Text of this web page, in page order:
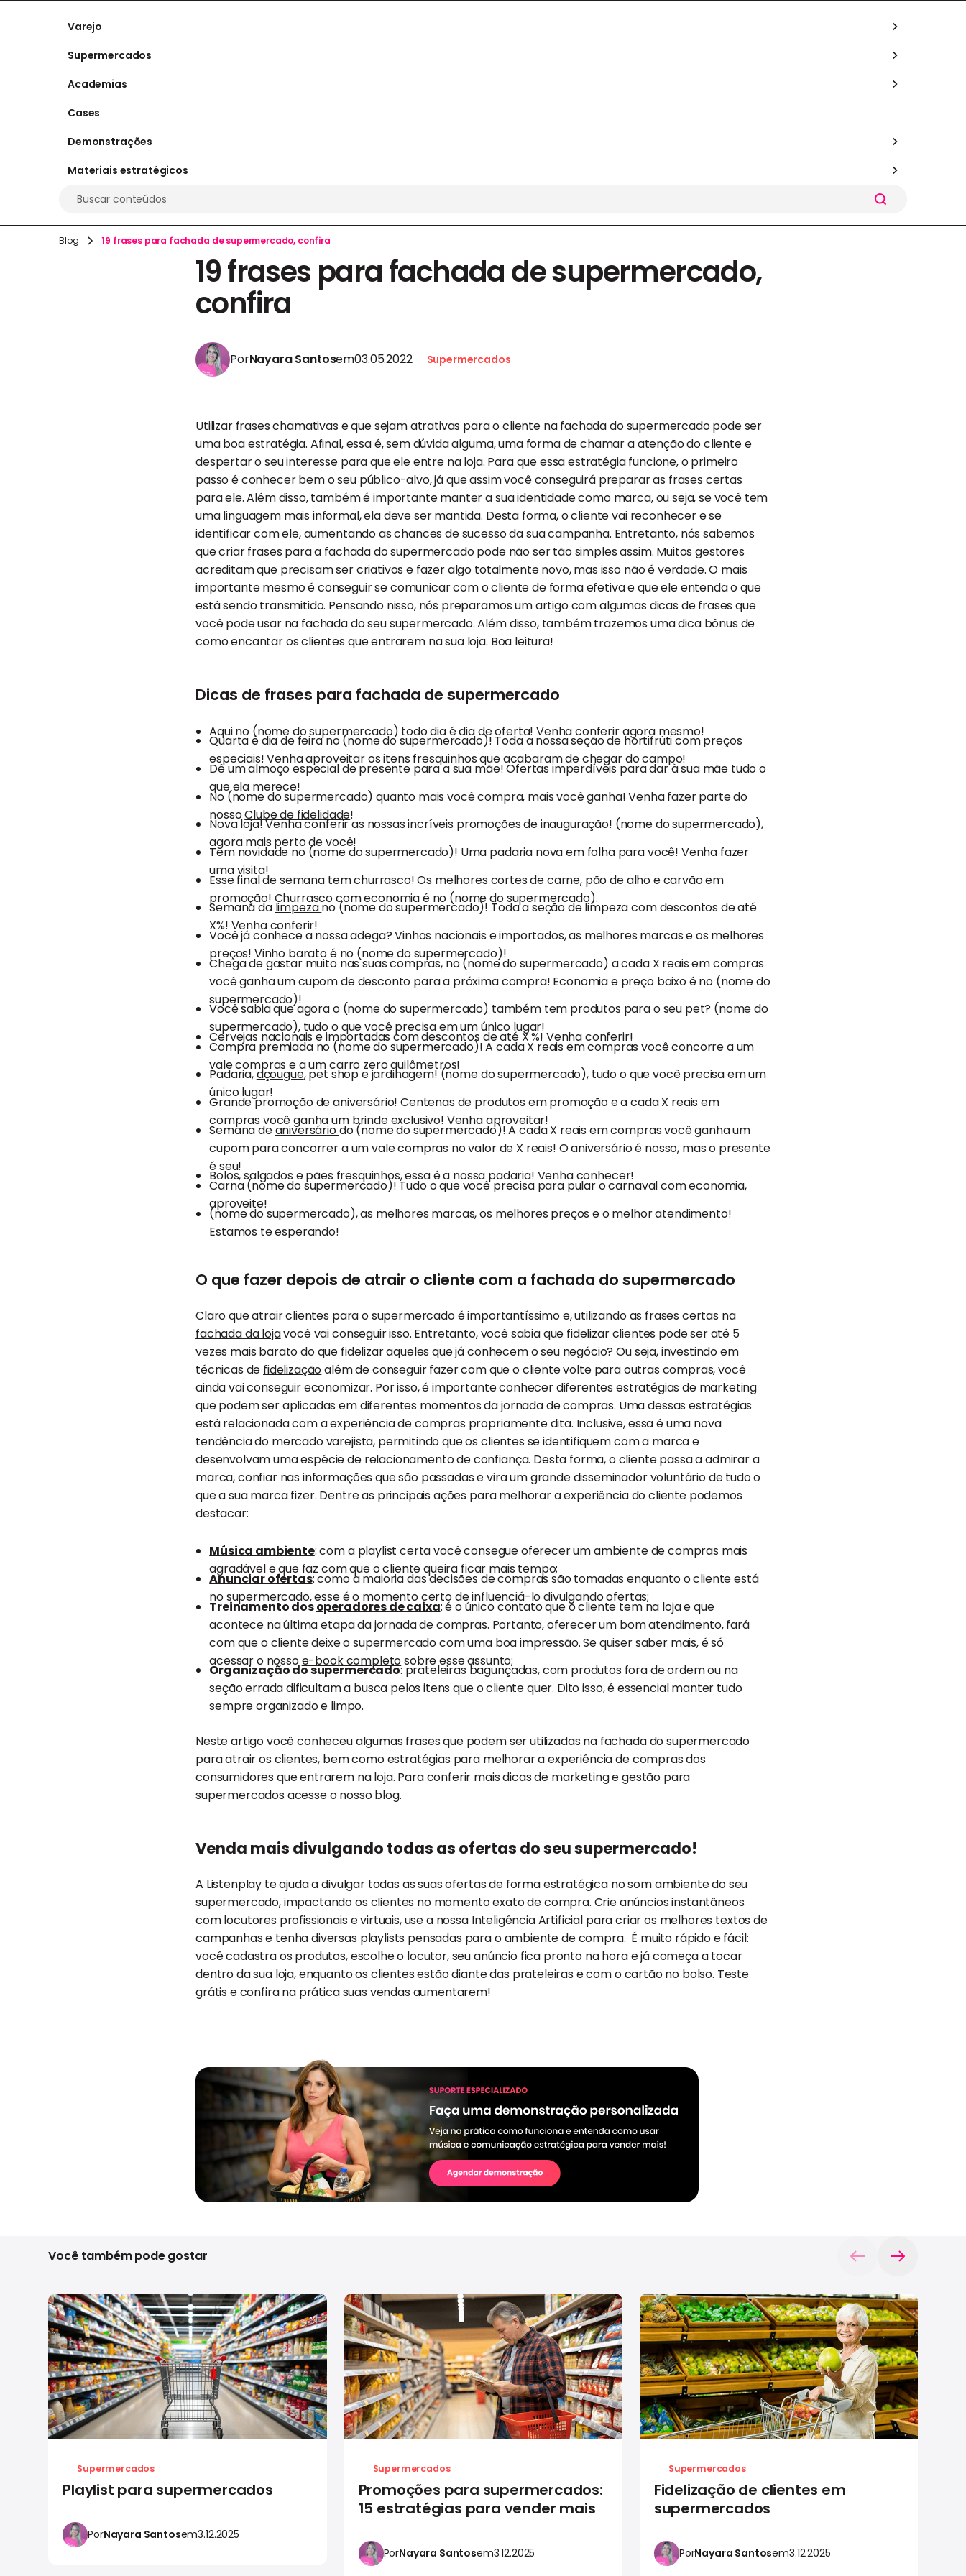
Varejo
Supermercados
Academias
Cases
Demonstrações
Materiais estratégicos
Buscar conteúdos
Blog 19 frases para fachada de supermercado, confira
19 frases para fachada de supermercado,
confira
PorNayara Santosem03.05.2022 Supermercados
Utilizar frases chamativas e que sejam atrativas para o cliente na fachada do supermercado pode ser
uma boa estratégia. Afinal, essa é, sem dúvida alguma, uma forma de chamar a atenção do cliente e
despertar o seu interesse para que ele entre na loja. Para que essa estratégia funcione, o primeiro
passo é conhecer bem o seu público-alvo, já que assim você conseguirá preparar as frases certas
para ele. Além disso, também é importante manter a sua identidade como marca, ou seja, se você tem
uma linguagem mais informal, ela deve ser mantida. Desta forma, o cliente vai reconhecer e se
identificar com ele, aumentando as chances de sucesso da sua campanha. Entretanto, nós sabemos
que criar frases para a fachada do supermercado pode não ser tão simples assim. Muitos gestores
acreditam que precisam ser criativos e fazer algo totalmente novo, mas isso não é verdade. O mais
importante mesmo é conseguir se comunicar com o cliente de forma efetiva e que ele entenda o que
está sendo transmitido. Pensando nisso, nós preparamos um artigo com algumas dicas de frases que
você pode usar na fachada do seu supermercado. Além disso, também trazemos uma dica bônus de
como encantar os clientes que entrarem na sua loja. Boa leitura!
Dicas de frases para fachada de supermercado
Aqui no (nome do supermercado) todo dia é dia de oferta! Venha conferir agora mesmo!
Quarta é dia de feira no (nome do supermercado)! Toda a nossa seção de hortifrúti com preços
especiais! Venha aproveitar os itens fresquinhos que acabaram de chegar do campo!
Dê um almoço especial de presente para a sua mãe! Ofertas imperdíveis para dar à sua mãe tudo o
que ela merece!
No (nome do supermercado) quanto mais você compra, mais você ganha! Venha fazer parte do
nossoClube de fidelidade!
Nova loja! Venha conferir as nossas incríveis promoções deinauguração! (nome do supermercado),
agora mais perto de você!
Tem novidade no (nome do supermercado)! Uma padaria nova em folha para você! Venha fazer
uma visita!
Esse final de semana tem churrasco! Os melhores cortes de carne, pão de alho e carvão em
promoção! Churrasco com economia é no (nome do supermercado).
Semana da limpezano (nome do supermercado)! Toda a seção de limpeza com descontos de até
X%! Venha conferir!
Você já conhece a nossa adega? Vinhos nacionais e importados, as melhores marcas e os melhores
preços! Vinho barato é no (nome do supermercado)!
Chega de gastar muito nas suas compras, no (nome do supermercado) a cada X reais em compras
você ganha um cupom de desconto para a próxima compra! Economia e preço baixo é no (nome do
supermercado)!
Você sabia que agora o (nome do supermercado) também tem produtos para o seu pet? (nome do
supermercado), tudo o que você precisa em um único lugar!
Cervejas nacionais e importadas com descontos de até X %! Venha conferir!
Compra premiada no (nome do supermercado)! A cada X reais em compras você concorre a um
vale compras e a um carro zero quilômetros!
Padaria,açougue, pet shop e jardinagem! (nome do supermercado), tudo o que você precisa em um
único lugar!
Grande promoção de aniversário! Centenas de produtos em promoção e a cada X reais em
compras você ganha um brinde exclusivo! Venha aproveitar!
Semana deaniversáriodo (nome do supermercado)! A cada X reais em compras você ganha um
cupom para concorrer a um vale compras no valor de X reais! O aniversário é nosso, mas o presente
é seu!
Bolos, salgados e pães fresquinhos, essa é a nossa padaria! Venha conhecer!
Carna (nome do supermercado)! Tudo o que você precisa para pular o carnaval com economia,
aproveite!
(nome do supermercado), as melhores marcas, os melhores preços e o melhor atendimento!
Estamos te esperando!
O que fazer depois de atrair o cliente com a fachada do supermercado
Claro que atrair clientes para o supermercado é importantíssimo e, utilizando as frases certas na
fachada da lojavocê vai conseguir isso. Entretanto, você sabia que fidelizar clientes pode ser até 5
vezes mais barato do que fidelizar aqueles que já conhecem o seu negócio? Ou seja, investindo em
técnicas de fidelizaçãoalém de conseguir fazer com que o cliente volte para outras compras, você
ainda vai conseguir economizar. Por isso, é importante conhecer diferentes estratégias de marketing
que podem ser aplicadas em diferentes momentos da jornada de compras. Uma dessas estratégias
está relacionada com a experiência de compras propriamente dita. Inclusive, essa é uma nova
tendência do mercado varejista, permitindo que os clientes se identifiquem com a marca e
desenvolvam uma espécie de relacionamento de confiança. Desta forma, o cliente passa a admirar a
marca, confiar nas informações que são passadas e vira um grande disseminador voluntário de tudo o
que a sua marca fizer. Dentre as principais ações para melhorar a experiência do cliente podemos
destacar:
Música ambiente: com a playlist certa você consegue oferecer um ambiente de compras mais
agradável e que faz com que o cliente queira ficar mais tempo;
Anunciar ofertas: como a maioria das decisões de compras são tomadas enquanto o cliente está
no supermercado, esse é o momento certo de influenciá-lo divulgando ofertas;
Treinamento dosoperadores de caixa: é o único contato que o cliente tem na loja e que
acontece na última etapa da jornada de compras. Portanto, oferecer um bom atendimento, fará
com que o cliente deixe o supermercado com uma boa impressão. Se quiser saber mais, é só
acessar o nossoe-book completosobre esse assunto;
Organização do supermercado: prateleiras bagunçadas, com produtos fora de ordem ou na
seção errada dificultam a busca pelos itens que o cliente quer. Dito isso, é essencial manter tudo
sempre organizado e limpo.
Neste artigo você conheceu algumas frases que podem ser utilizadas na fachada do supermercado
para atrair os clientes, bem como estratégias para melhorar a experiência de compras dos
consumidores que entrarem na loja. Para conferir mais dicas de marketing e gestão para
supermercados acesse onosso blog.
Venda mais divulgando todas as ofertas do seu supermercado!
A Listenplay te ajuda a divulgar todas as suas ofertas de forma estratégica no som ambiente do seu
supermercado, impactando os clientes no momento exato de compra. Crie anúncios instantâneos
com locutores profissionais e virtuais, use a nossa Inteligência Artificial para criar os melhores textos de
campanhas e tenha diversas playlists pensadas para o ambiente de compra. É muito rápido e fácil:
você cadastra os produtos, escolhe o locutor, seu anúncio fica pronto na hora e já começa a tocar
dentro da sua loja, enquanto os clientes estão diante das prateleiras e com o cartão no bolso. Teste
grátis e confira na prática suas vendas aumentarem!
Supermercados
Playlist para supermercados
PorNayara Santosem3.12.2025
Supermercados
Promoções para supermercados:
15 estratégias para vender mais
PorNayara Santosem3.12.2025
Supermercados
Fidelização de clientes em
supermercados
PorNayara Santosem3.12.2025
Você também pode gostar